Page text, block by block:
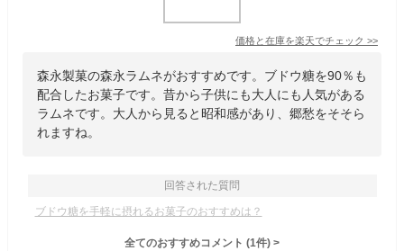
価格と在庫を楽天でチェック >>
森永製菓の森永ラムネがおすすめです。ブドウ糖を90％も
配合したお菓子です。昔から子供にも大人にも人気がある
ラムネです。大人から見ると昭和感があり、郷愁をそそら
れますね。
回答された質問
ブドウ糖を手軽に摂れるお菓子のおすすめは？
全てのおすすめコメント (1件) >